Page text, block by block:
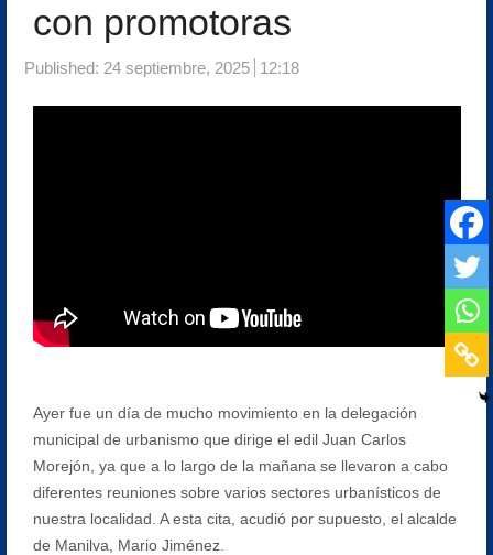
con promotoras
Published: 24 septiembre, 2025 12:18
Ayer fue un día de mucho movimiento en la delegación
municipal de urbanismo que dirige el edil Juan Carlos
Morejón, ya que a lo largo de la mañana se llevaron a cabo
diferentes reuniones sobre varios sectores urbanísticos de
nuestra localidad. A esta cita, acudió por supuesto, el alcalde
de Manilva, Mario Jiménez.